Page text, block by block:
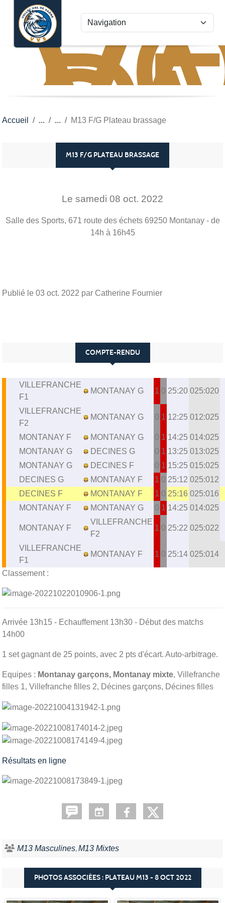
Accueil M13 F/G Plateau brassage
M13 F/G PLATEAU BRASSAGE
Le samedi 08 oct. 2022
Salle des Sports, 671 route des échets 69250 Montanay - de
14h à 16h45
Publié le 03 oct. 2022 par Catherine Fournier
COMPTE-RENDU
VILLEFRANCHE
F1
MONTANAY G 1 0 25:20 025:020
VILLEFRANCHE
F2
MONTANAY G 0 1 12:25 012:025
MONTANAY F MONTANAY G 0 1 14:25 014:025
MONTANAY G
DECINES G 0 1 13:25 013:025
MONTANAY G
DECINES F 0 1 15:25 015:025
DECINES G
MONTANAY F 1 0 25:12 025:012
DECINES F
MONTANAY F 1 0 25:16 025:016
MONTANAY F
MONTANAY G 0 1 14:25 014:025
MONTANAY F
VILLEFRANCHE
F2
1 0 25:22 025:022
VILLEFRANCHE
F1
MONTANAY F 1 0 25:14 025:014
Classement :
Arrivée 13h15 - Echauffement 13h30 - Début des matchs
14h00
1 set gagnant de 25 points, avec 2 pts d'écart. Auto-arbitrage.
Equipes : Montanay garçons, Montanay mixte, Villefranche
filles 1, Villefranche filles 2, Décines garçons, Décines filles
Résultats en ligne
M13 Masculines M13 Mixtes
PHOTOS ASSOCIÉES : PLATEAU M13 - 8 OCT 2022
Panneau de gestion des cookies